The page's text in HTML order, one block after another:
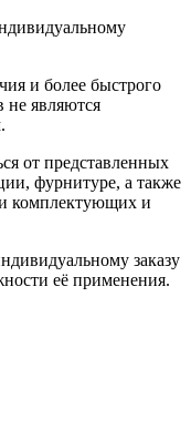
и более быстрого
не являются
от представленных
фурнитуре, а также
комплектующих и
заказу
её применения.